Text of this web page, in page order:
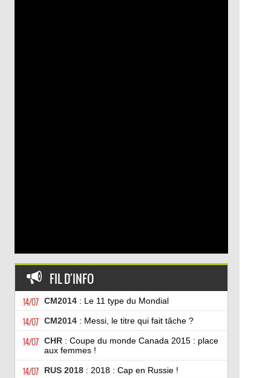
FIL D'INFO
14/07 CM2014: Le 11 type du Mondial
14/07 CM2014: Messi, le titre qui fait tâche ?
14/07 CHR: Coupe du monde Canada 2015 : place
aux femmes !
14/07 RUS 2018: 2018 : Cap en Russie !